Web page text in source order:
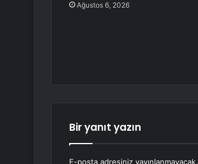
Ağustos 6, 2026
Bir yanıt yazın
E-posta adresiniz yayınlanmayacak.